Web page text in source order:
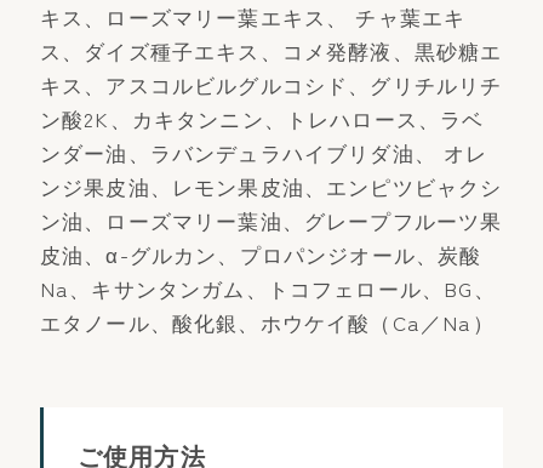
キス、ローズマリー葉エキス、 チャ葉エキ
ス、ダイズ種子エキス、コメ発酵液、黒砂糖エ
キス、アスコルビルグルコシド、グリチルリチ
ン酸2K、カキタンニン、トレハロース、ラベ
ンダー油、ラバンデュラハイブリダ油、 オレ
ンジ果皮油、レモン果皮油、エンピツビャクシ
ン油、ローズマリー葉油、グレープフルーツ果
皮油、α-グルカン、プロパンジオール、炭酸
Na、キサンタンガム、トコフェロール、BG、
エタノール、酸化銀、ホウケイ酸（Ca／Na）
ご使用方法